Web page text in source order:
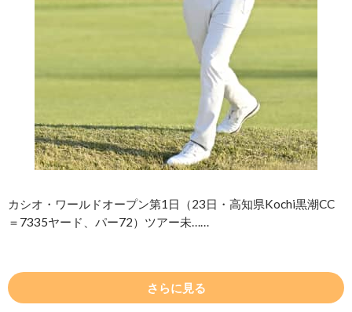
カシオ・ワールドオープン第1日（23日・高知県Kochi黒潮CC
＝7335ヤード、パー72）ツアー未……
さらに見る